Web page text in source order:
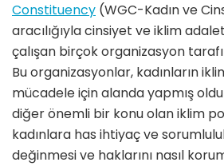
Constituency (WGC-Kadın ve
aracılığıyla cinsiyet ve iklim
çalışan birçok organizasyon
Bu organizasyonlar, kadınların
mücadele için alanda yapmış
diğer önemli bir konu olan iklim
kadınlara has ihtiyaç ve
değinmesi ve haklarını nasıl